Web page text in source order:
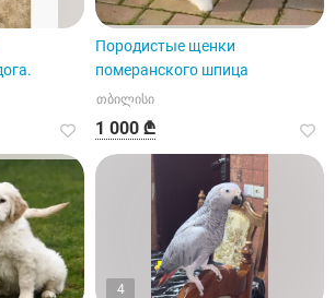
Породистые щенки
померанского шпица
თბილისი
1 000 ₾
4